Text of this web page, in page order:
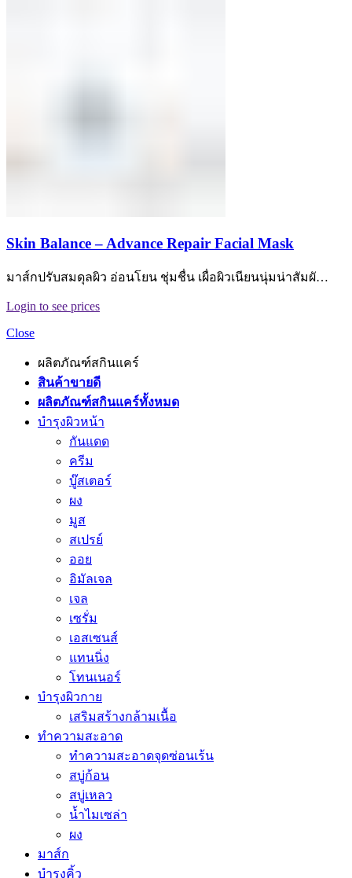
Skin Balance – Advance Repair Facial Mask
มาส์กปรับสมดุลผิว อ่อนโยน ชุ่มชื่น เผื่อผิวเนียนนุ่มน่าสัมผั…
Login to see prices
Close
ผลิตภัณฑ์สกินแคร์
สินค้าขายดี
ผลิตภัณฑ์สกินแคร์ทั้งหมด
บำรุงผิวหน้า
กันแดด
ครีม
บู๊สเตอร์
ผง
มูส
สเปรย์
ออย
อิมัลเจล
เจล
เซรั่ม
เอสเซนส์
แทนนิ่ง
โทนเนอร์
บำรุงผิวกาย
เสริมสร้างกล้ามเนื้อ
ทำความสะอาด
ทำความสะอาดจุดซ่อนเร้น
สบู่ก้อน
สบู่เหลว
น้ำไมเซล่า
ผง
มาส์ก
บำรุงคิ้ว